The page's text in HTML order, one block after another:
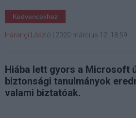
Kedvencekhez
Harangi László 2020 március 12. 18:59
Hiába lett gyors a Microsoft
biztonsági tanulmányok
valami biztatóak.